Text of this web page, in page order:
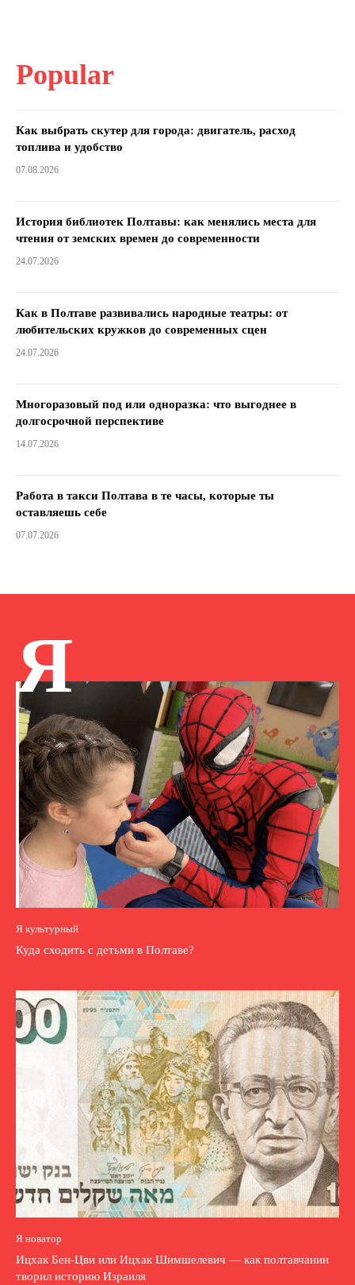
Popular
Как выбрать скутер для города: двигатель, расход
топлива и удобство
07.08.2026
История библиотек Полтавы: как менялись места для
чтения от земских времен до современности
24.07.2026
Как в Полтаве развивались народные театры: от
любительских кружков до современных сцен
24.07.2026
Многоразовый под или одноразка: что выгоднее в
долгосрочной перспективе
14.07.2026
Работа в такси Полтава в те часы, которые ты
оставляешь себе
07.07.2026
Я
Я культурный
Куда сходить с детьми в Полтаве?
Я новатор
Ицхак Бен-Цви или Ицхак Шимшелевич — как полтавчанин
творил историю Израиля